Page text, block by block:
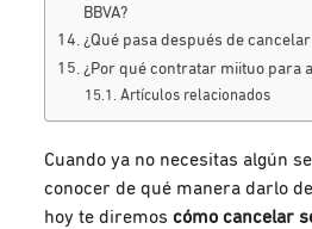
BBVA?
¿Qué pasa después de
¿Por qué contratar miituo para
Artículos relacionados
Cuando ya no necesitas algún
conocer de qué manera darlo
hoy te diremoscómo cancelar